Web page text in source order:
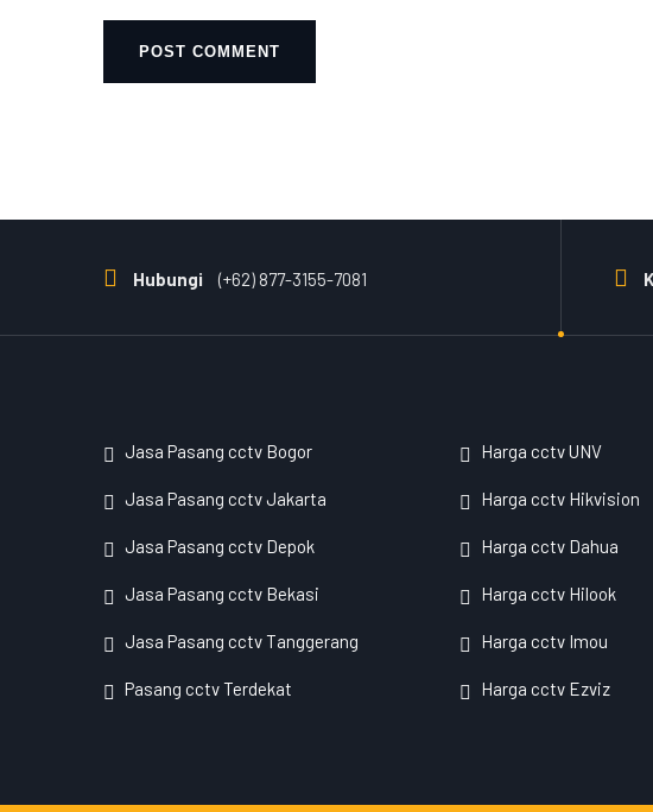
Hubungi (+62) 877-3155-7081
Jasa Pasang cctv Bogor
Jasa Pasang cctv Jakarta
Jasa Pasang cctv Depok
Jasa Pasang cctv Bekasi
Jasa Pasang cctv Tanggerang
Pasang cctv Terdekat
Harga cctv UNV
Harga cctv Hikvision
Harga cctv Dahua
Harga cctv Hilook
Harga cctv Imou
Harga cctv Ezviz